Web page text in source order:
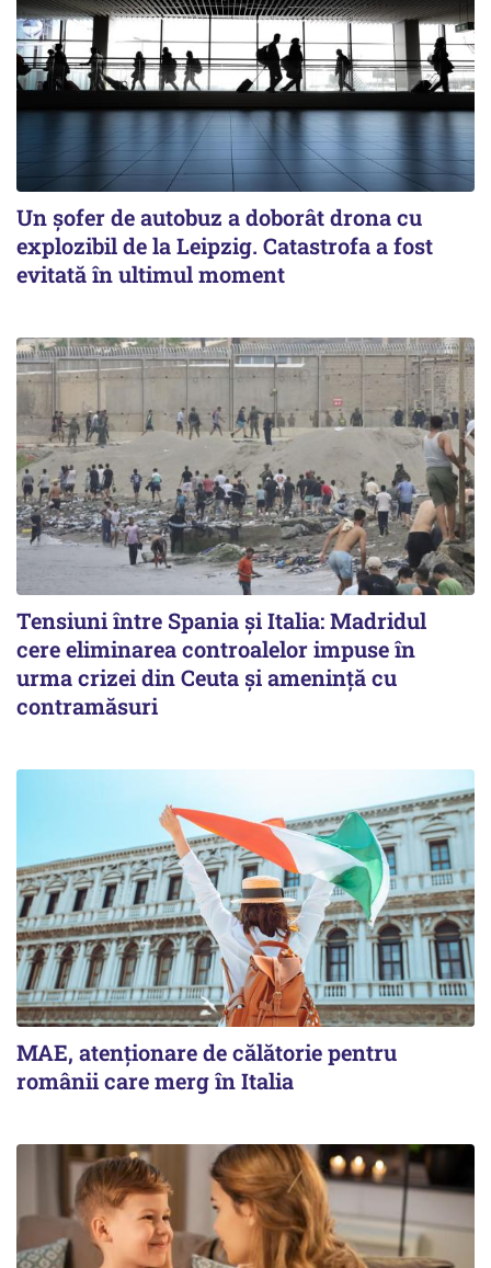
Un șofer de autobuz a doborât drona cu
explozibil de la Leipzig. Catastrofa a fost
evitată în ultimul moment
Tensiuni între Spania și Italia: Madridul
cere eliminarea controalelor impuse în
urma crizei din Ceuta și amenință cu
contramăsuri
MAE, atenționare de călătorie pentru
românii care merg în Italia